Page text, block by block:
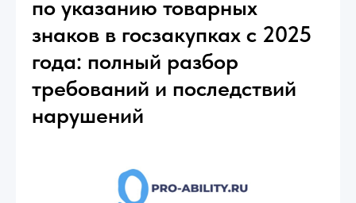
по указанию товарных
знаков в госзакупках с 2025
года: полный разбор
требований и последствий
нарушений